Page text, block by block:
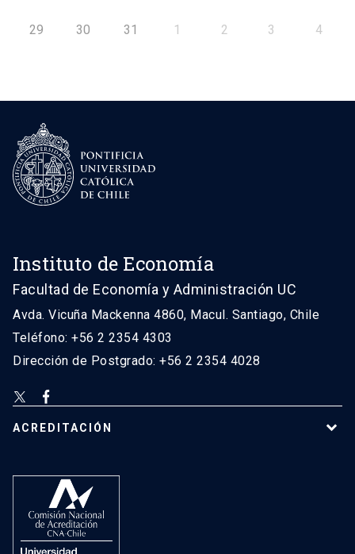
29 30 31 1 2 3 4
Instituto de Economía
Facultad de Economía y Administración UC
Avda. Vicuña Mackenna 4860, Macul. Santiago, Chile
Teléfono: +56 2 2354 4303
Dirección de Postgrado: +56 2 2354 4028
ACREDITACIÓN